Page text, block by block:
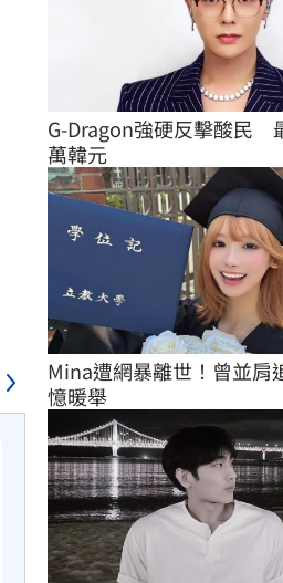
G-Dragon強硬反擊酸民　
萬韓元
Mina遭網暴離世！曾並肩
憶暖舉